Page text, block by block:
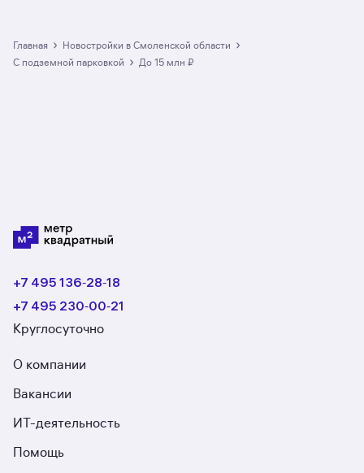
Главная › Новостройки в Смоленской области ›
с подземной парковкой › до 15 млн ₽
+7 495 136‑28‑18
+7 495 230‑00‑21
Круглосуточно
О компании
Вакансии
ИТ-деятельность
Помощь